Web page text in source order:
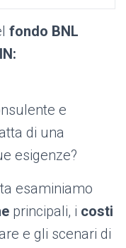
fondo BNL
e
di una
esigenze?
esaminiamo
principali, i costi
e gli scenari di